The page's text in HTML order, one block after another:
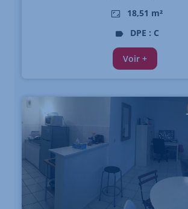
18,51 m²
DPE : C
Voir +